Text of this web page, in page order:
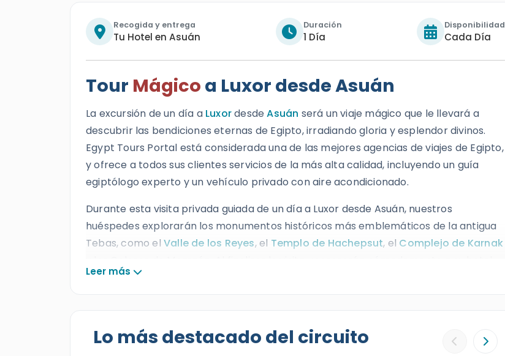
Recogida y entrega
Tu Hotel en Asuán
Duración
1 Día
Disponibilidad
Cada Día
Tour Mágico a Luxor desde Asuán
La excursión de un día a LuxordesdeAsuán será un viaje mágico que le llevará a
descubrir las bendiciones eternas de Egipto, irradiando gloria y esplendor divinos.
Egypt Tours Portal está considerada una de las mejores agencias de viajes de Egipto,
y ofrece a todos sus clientes servicios de la más alta calidad, incluyendo un guía
egiptólogo experto y un vehículo privado con aire acondicionado.
Durante esta visita privada guiada de un día a Luxor desde Asuán, nuestros
huéspedes explorarán los monumentos históricos más emblemáticos de la antigua
Tebas, como el Valle de los Reyes, el Templo de Hachepsut, el Complejo de Karnak
para dar por concluida esta inolvidable experiencia en Luxor. Reserve esta
Leer más
Lo más destacado del circuito